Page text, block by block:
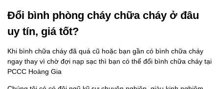
Đổi bình phòng cháy chữa cháy ở đâu
uy tín, giá tốt?
Khi bình chữa cháy đã quá cũ hoặc bạn gần có bình chữa cháy
ngay thay vì chờ đợi nạp sạc thì bạn có thể đổi bình chữa cháy tại
PCCC Hoàng Gia